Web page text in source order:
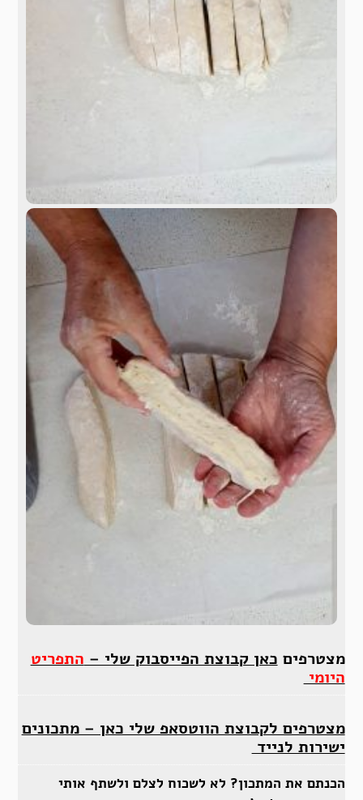
מצטרפים כאן קבוצת הפייסבוק שלי – התפריט
היומי
מצטרפים לקבוצת הווטסאפ שלי כאן – מתכונים
ישירות לנייד
הכנתם את המתכון? לא לשכוח לצלם ולשתף אותי